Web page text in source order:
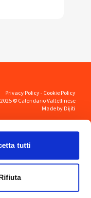
tutti
Privacy Policy-Cookie Policy
© Calendario Valtellinese
Made by Dijiti